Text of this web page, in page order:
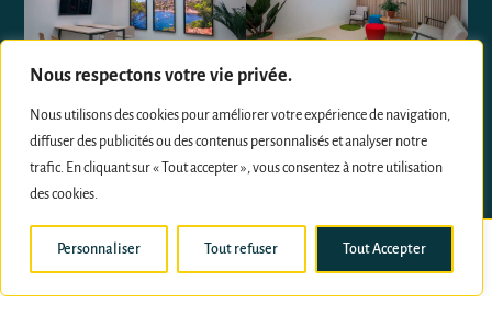
Nous respectons votre vie privée.
Nous utilisons des cookies pour améliorer votre expérience de navigation,
diffuser des publicités ou des contenus personnalisés et analyser notre
trafic. En cliquant sur « Tout accepter », vous consentez à notre utilisation
des cookies.
Personnaliser Tout refuser Tout Accepter
Suivez nous sur les réseaux sociaux
01.71.18.24.99 Demande de devis